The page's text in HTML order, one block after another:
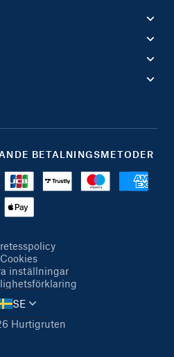
BETALNINGSMETODER
Cookies
inställningar
Hurtigruten
SE